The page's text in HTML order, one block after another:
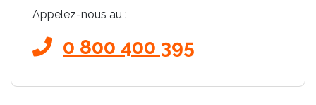
Appelez-nous au :
0 800 400 395